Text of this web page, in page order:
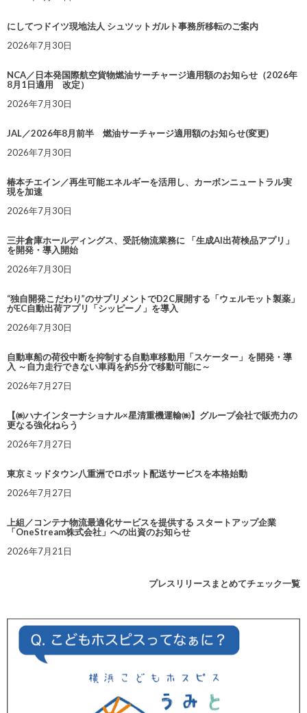
にしてつドイツ現地法人 シュツットガルト事務所移転のご案内
2026年7月30日
NCA／日本発国際航空貨物燃油サーチャージ適用額のお知らせ（2026年
8月1日適用 改定）
2026年7月30日
JAL／2026年8月前半 燃油サーチャージ適用額のお知らせ(変更)
2026年7月30日
椿本チエイン／再生可能エネルギーを活用し、カーボンニュートラル実
現を加速
2026年7月30日
三井倉庫ホールディングス、受託物流業務に 「生成AI出荷検品アプリ」
を開発・導入開始
2026年7月30日
“独自開発こだわり”のサプリメントでD2C展開する「ウェルモット製薬」
がEC自動出荷アプリ「シッピーノ」を導入
2026年7月30日
自動車船の荷役中断を抑制する自動車移動用「スケーター」を開発・導
入 ～自力走行できない車両を約5分で移動可能に～
2026年7月27日
【㈱ハナインターナショナル×星清重機運輸㈱】グループ会社で販売力の
更なる強化ねらう
2026年7月27日
東京ミッドタウン八重洲でロボット配送サービスを本格始動
2026年7月27日
上組／コンテナ物流最適化サービスを提供する スタートアップ企業
「OneStream株式会社」への出資のお知らせ
2026年7月21日
プレスリリースまとめてチェック一覧